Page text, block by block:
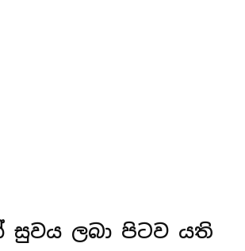
සුවය ලබා පිටව යති